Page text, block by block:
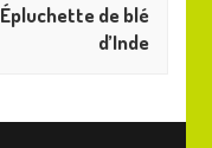
Épluchette de blé
d’Inde